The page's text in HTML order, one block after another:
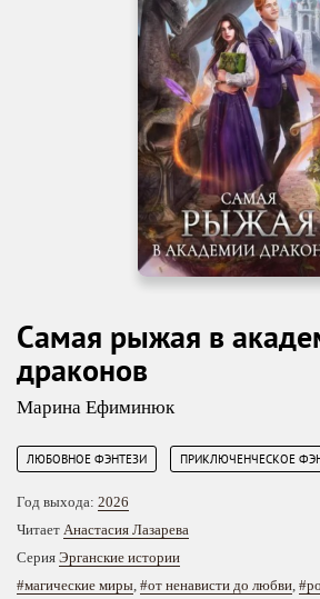
Самая рыжая в
драконов
Марина Ефиминюк
ЛЮБОВНОЕ ФЭНТЕЗИ ПРИКЛЮЧЕНЧЕСКОЕ
Год выхода: 2026
Читает Анастасия Лазарева
Серия Эрганские истории
#магические миры, #от ненависти до любви,